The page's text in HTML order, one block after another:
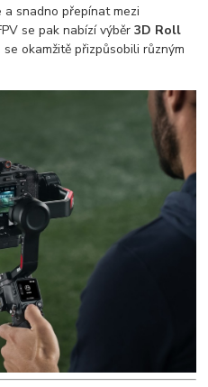
a snadno přepínat mezi
se pak nabízí výběr 3D Roll
se okamžitě přizpůsobili různým